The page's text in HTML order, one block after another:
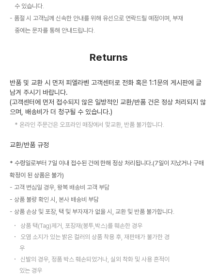
수 있습니다.
품절 시 고객님께 신속한 안내를 위해 유선으로 연락드릴 예정이며, 부재
중에는 문자를 통해 안내드립니다.
Returns
반품 및 교환 시 먼저 피엘라벤 고객센터로 전화 혹은 1:1문의 게시판에 글
남겨 주시기 바랍니다.
(고객센터에 먼저 접수되지 않은 일방적인 교환/반품 건은 정상 처리되지 않
으며, 배송비가 더 청구될 수 있습니다.)
온라인 주문건은 오프라인 매장에서 맞교환, 반품 불가합니다.
교환/반품 규정
* 수령일로부터 7일 이내 접수된 건에 한해 정상 처리됩니다.(7일이 지났거나 구매
확정이 된 상품은 불가)
고객 변심일 경우, 왕복 배송비 고객 부담
상품 불량 확인 시, 본사 배송비 부담
상품 손상 및 포장, 택 및 부자재가 없을 시, 교환 및 반품 불가합니다.
상품 택(Tag)제거, 포장재(봉투,박스)를 훼손한 경우
오염 소지가 있는 밝은 컬러의 상품 착용 후, 재판매가 불가한 경
우
신발의 경우, 정품 박스 훼손되었거나, 실외 착화 및 사용 흔적이
있는 경우